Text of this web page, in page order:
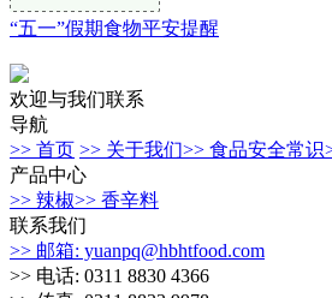
“五一”假期食物平安提醒
欢迎与我们联系
导航
>> 首页 >> 关于我们>> 食品安全常识
产品中心
>> 辣椒>> 香辛料
联系我们
>> 邮箱: yuanpq@hbhtfood.com
>> 电话: 0311 8830 4366